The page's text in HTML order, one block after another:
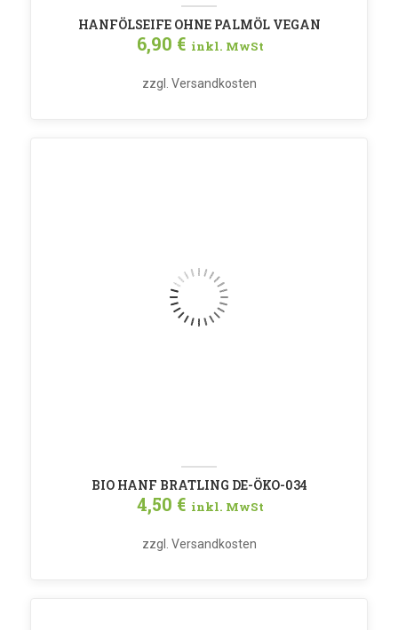
zzgl. Versandkosten
HANFÖLSEIFE OHNE PALMÖL VEGAN
6,90 € inkl. MwSt
zzgl. Versandkosten
BIO HANF BRATLING DE-ÖKO-034
4,50 € inkl. MwSt